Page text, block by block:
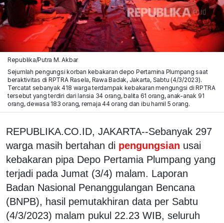
Republika/Putra M. Akbar
Sejumlah pengungsi korban kebakaran depo Pertamina Plumpang saat
beraktivitas di RPTRA Rasela, Rawa Badak, Jakarta, Sabtu (4/3/2023).
Tercatat sebanyak 418 warga terdampak kebakaran mengungsi di RPTRA
tersebut yang terdiri dari lansia 34 orang, balita 61 orang, anak-anak 91
orang, dewasa 183 orang, remaja 44 orang dan ibu hamil 5 orang.
REPUBLIKA.CO.ID, JAKARTA--Sebanyak 297
warga masih bertahan di pengungsian usai
kebakaran pipa Depo Pertamia Plumpang yang
terjadi pada Jumat (3/4) malam. Laporan
Badan Nasional Penanggulangan Bencana
(BNPB), hasil pemutakhiran data per Sabtu
(4/3/2023) malam pukul 22.23 WIB, seluruh